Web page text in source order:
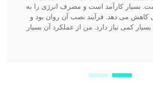
بسیار کارآمد است و مصرف انرژی را به
کاهش می دهد. فرآیند نصب آن روان بود و
کمی نیاز دارد. من از عملکرد آن بسیار